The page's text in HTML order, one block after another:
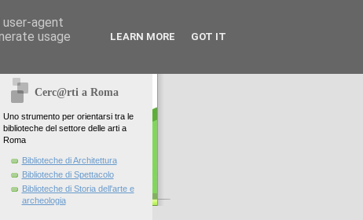
Cerc@rti a Roma
Uno strumento per orientarsi tra le
biblioteche del settore delle arti a
Roma
Biblioteche di Architettura
Biblioteche di Spettacolo
Biblioteche di Storia dell'arte e
archeologia
agent
usage
LEARN MORE GOT IT